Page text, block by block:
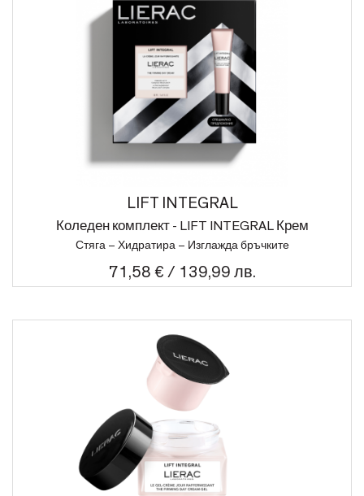
LIFT INTEGRAL
Коледен комплект - LIFT INTEGRAL Крем
Стяга – Хидратира – Изглажда бръчките
71,58 € / 139,99 лв.